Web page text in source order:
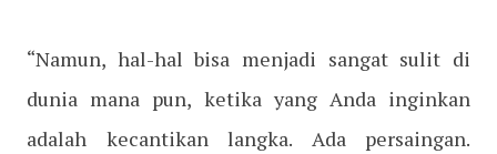
“Namun, hal-hal bisa menjadi sangat sulit di
dunia mana pun, ketika yang Anda inginkan
adalah kecantikan langka. Ada persaingan.